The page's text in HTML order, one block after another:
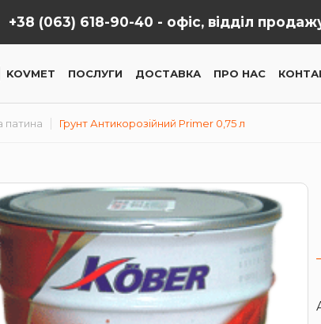
+38 (063) 618-90-40 - офіс, відділ
KOVMET ПОСЛУГИ ДОСТАВКА ПРО НАС
патина Грунт Антикорозійний Primer 0,75 л